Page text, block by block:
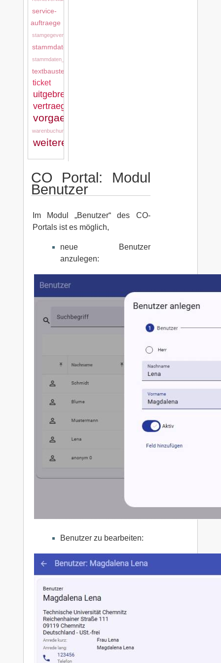
service-
auftraege
stamgegevens
stammdaten
stammdaten_tkd
textbausteine
ticket
uitgebreide_stamgegevens
vertraege
vorgaenge
warenbuchung
weitere_stammdaten
CO Portal: Modul
Benutzer
Im Modul „Benutzer“ des CO-
Portals ist es möglich,
neue Benutzer
anzulegen:
Benutzer zu bearbeiten: